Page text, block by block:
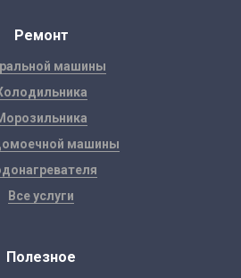
Ремонт
машины
машины
Все услуги
Полезное